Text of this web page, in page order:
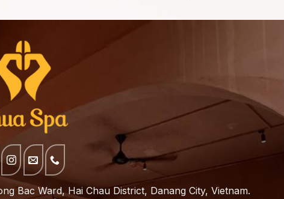
Bac Ward, Hai Chau District, Danang City, Vietnam.